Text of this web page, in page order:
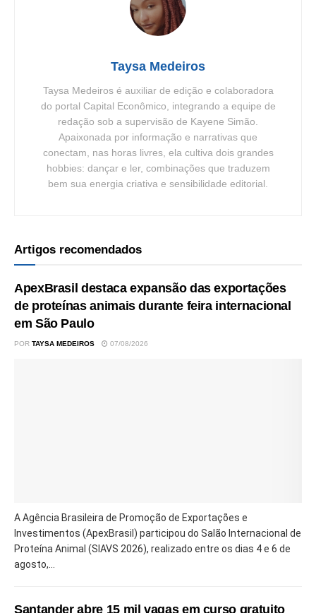
Taysa Medeiros
Taysa Medeiros é auxiliar de edição e colaboradora
do portal Capital Econômico, integrando a equipe de
redação sob a supervisão de Kayene Simão.
Apaixonada por informação e narrativas que
conectam, nas horas livres, ela cultiva dois grandes
hobbies: dançar e ler, combinações que traduzem
bem sua energia criativa e sensibilidade editorial.
Artigos recomendados
ApexBrasil destaca expansão das exportações
de proteínas animais durante feira internacional
em São Paulo
POR TAYSA MEDEIROS 07/08/2026
A Agência Brasileira de Promoção de Exportações e
Investimentos (ApexBrasil) participou do Salão Internacional de
Proteína Animal (SIAVS 2026), realizado entre os dias 4 e 6 de
agosto,...
Santander abre 15 mil vagas em curso gratuito